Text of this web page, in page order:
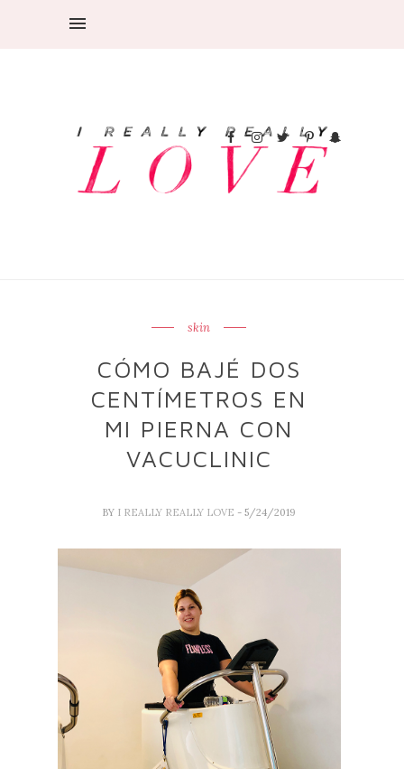
skin
CÓMO BAJÉ DOS
CENTÍMETROS EN
MI PIERNA CON
VACUCLINIC
BY I REALLY REALLY LOVE - 5/24/2019